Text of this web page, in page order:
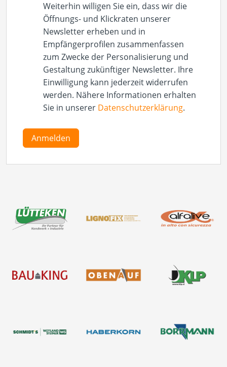
Weiterhin willigen Sie ein, dass wir die
Öffnungs- und Klickraten unserer
Newsletter erheben und in
Empfängerprofilen zusammenfassen
zum Zwecke der Personalisierung und
Gestaltung zukünftiger Newsletter. Ihre
Einwilligung kann jederzeit widerrufen
werden. Nähere Informationen erhalten
Sie in unserer Datenschutzerklärung.